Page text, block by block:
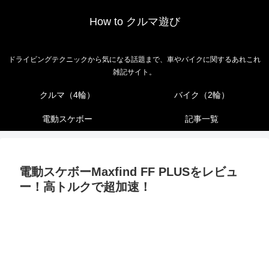
How to クルマ遊び
ドライビングテクニックから気になる話題まで、車やバイクに関するあれこれ
雑記サイト。
クルマ（4輪） バイク（2輪）
電動スケボー 記事一覧
電動スケボーMaxfind FF PLUSをレビュ
ー！高トルクで超加速！